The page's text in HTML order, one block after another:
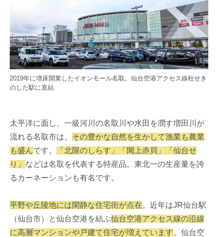
2019年に増床開業したイオンモール名取。仙台空港アクセス線杜せき
のした駅に直結
太平洋に面し、一級河川の名取川や水田を潤す増田川が
流れる名取市は、 その豊かな自然を生かして漁業も農業
も盛んです。
「北限のしらす」「閖上赤貝」「仙台せ
り」 などは名取を代表する特産品。東北一の生産量を誇
るカーネーションも有名です。
平野や丘陵地には閑静な住宅街が点在。近年はJR仙台駅
（仙台市）と仙台空港を結ぶ仙台空港アクセス線の沿線
に高層マンションや戸建て住宅が増えています。仙台空